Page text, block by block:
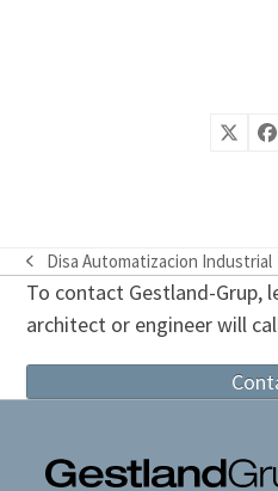
previous
post:
Disa Automatizacion Industrial
To contact Gestland-Grup,
architect or engineer will